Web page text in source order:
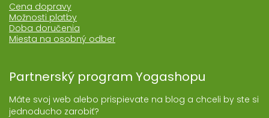
Cena dopravy
Možnosti platby
Doba doručenia
Miesta na osobný odber
Partnerský program Yogashopu
Máte svoj web alebo prispievate na blog a chceli by ste si
jednoducho zarobiť?